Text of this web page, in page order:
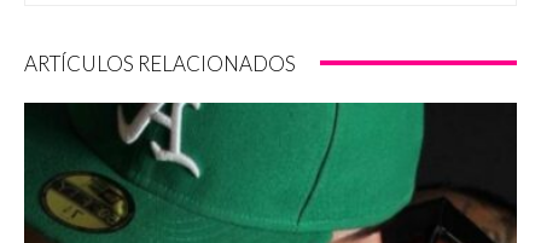
ARTÍCULOS RELACIONADOS